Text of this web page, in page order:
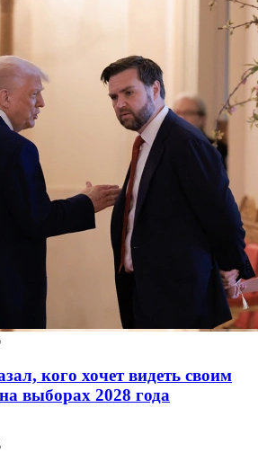
кого хочет видеть своим
выборах 2028 года